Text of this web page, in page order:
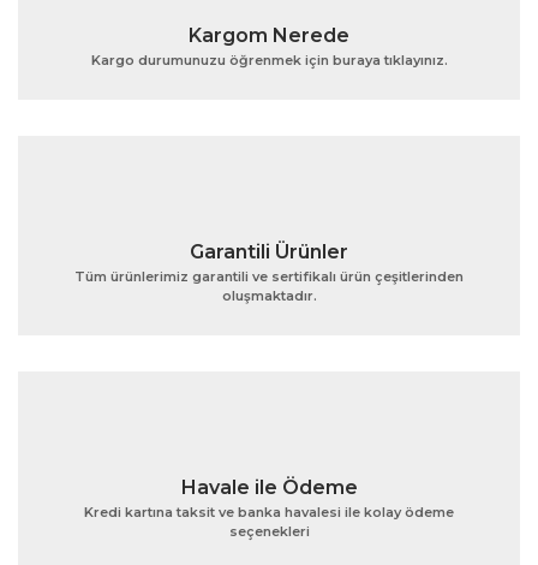
Ürün açıklamasında eksik bilgiler bulunuyor.
Gönder
Kargom Nerede
Kargo durumunuzu öğrenmek için buraya tıklayınız.
Garantili Ürünler
Tüm ürünlerimiz garantili ve sertifikalı ürün çeşitlerinden
oluşmaktadır.
Havale ile Ödeme
Kredi kartına taksit ve banka havalesi ile kolay ödeme
seçenekleri